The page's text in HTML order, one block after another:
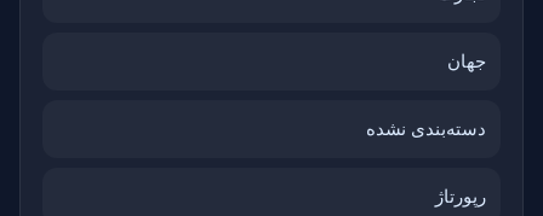
جهان
دسته‌بندی نشده
رپورتاژ